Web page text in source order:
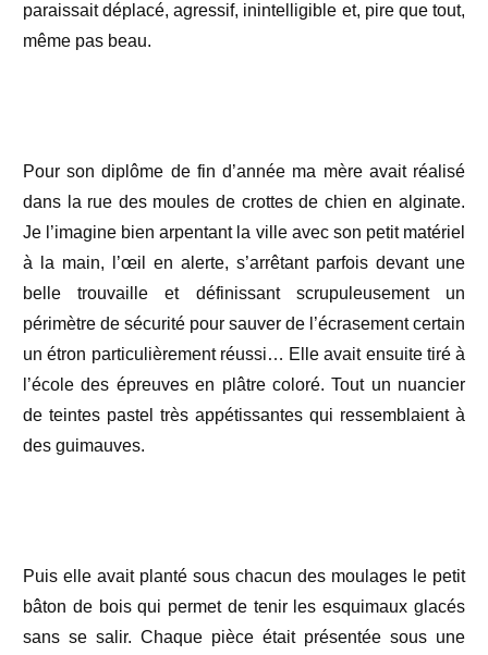
paraissait déplacé, agressif, inintelligible et, pire que tout,
même pas beau.
Pour son diplôme de fin d’année ma mère avait réalisé
dans la rue des moules de crottes de chien en alginate.
Je l’imagine bien arpentant la ville avec son petit matériel
à la main, l’œil en alerte, s’arrêtant parfois devant une
belle trouvaille et définissant scrupuleusement un
périmètre de sécurité pour sauver de l’écrasement certain
un étron particulièrement réussi… Elle avait ensuite tiré à
l’école des épreuves en plâtre coloré. Tout un nuancier
de teintes pastel très appétissantes qui ressemblaient à
des guimauves.
Puis elle avait planté sous chacun des moulages le petit
bâton de bois qui permet de tenir les esquimaux glacés
sans se salir. Chaque pièce était présentée sous une